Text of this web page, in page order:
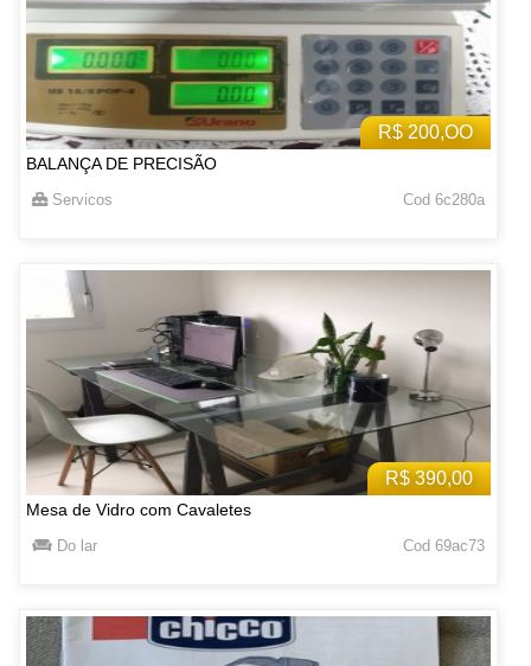
R$ 200,OO
BALANÇA DE PRECISÃO
Servicos Cod 6c280a
R$ 390,00
Mesa de Vidro com Cavaletes
Do lar Cod 69ac73